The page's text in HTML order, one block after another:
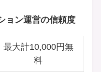
ョン運営の信頼度
最大計10,000円無
料